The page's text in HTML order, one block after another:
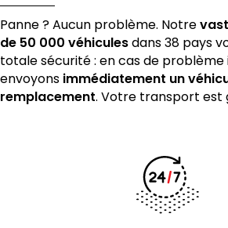
Panne ? Aucun problème. Notre
de 50 000 véhiculesdans 38 pays
totale sécurité : en cas de
envoyons immédiatement un
remplacement. Votre transport est